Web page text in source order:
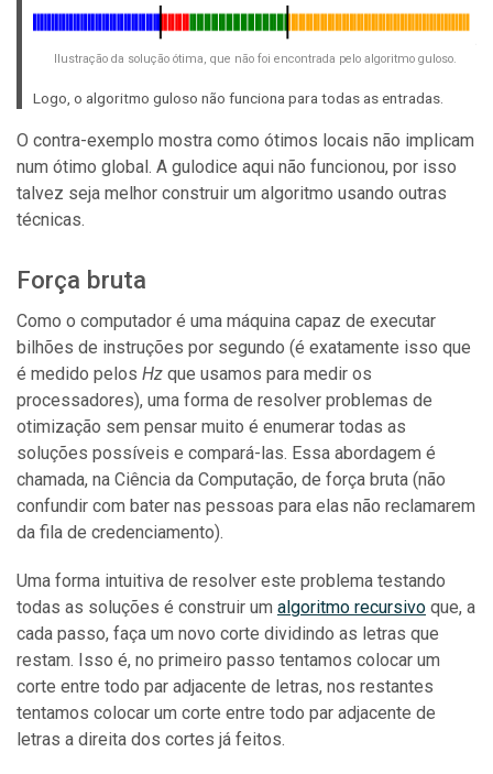
Ilustração da solução ótima, que não foi encontrada pelo algoritmo guloso.
Logo, o algoritmo guloso não funciona para todas as entradas.
O contra-exemplo mostra como ótimos locais não implicam
num ótimo global. A gulodice aqui não funcionou, por isso
talvez seja melhor construir um algoritmo usando outras
técnicas.
Força bruta
Como o computador é uma máquina capaz de executar
bilhões de instruções por segundo (é exatamente isso que
é medido pelos Hz que usamos para medir os
processadores), uma forma de resolver problemas de
otimização sem pensar muito é enumerar todas as
soluções possíveis e compará-las. Essa abordagem é
chamada, na Ciência da Computação, de força bruta (não
confundir com bater nas pessoas para elas não reclamarem
da fila de credenciamento).
Uma forma intuitiva de resolver este problema testando
todas as soluções é construir um algoritmo recursivo que, a
cada passo, faça um novo corte dividindo as letras que
restam. Isso é, no primeiro passo tentamos colocar um
corte entre todo par adjacente de letras, nos restantes
tentamos colocar um corte entre todo par adjacente de
letras a direita dos cortes já feitos.